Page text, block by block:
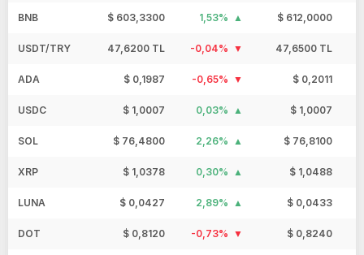
BNB $ 603,3300 1,53% $ 612,0000
USDT/TRY 47,6200 TL -0,04% 47,6500 TL
ADA $ 0,1987 -0,65% $ 0,2011
USDC $ 1,0007 0,03% $ 1,0007
SOL $ 76,4800 2,26% $ 76,8100
XRP $ 1,0378 0,30% $ 1,0488
LUNA $ 0,0427 2,89% $ 0,0433
DOT $ 0,8120 -0,73% $ 0,8240